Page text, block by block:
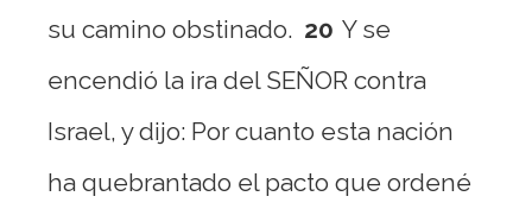
su camino obstinado. 20 Y se
encendió la ira del SEÑOR contra
Israel, y dijo: Por cuanto esta nación
ha quebrantado el pacto que ordené